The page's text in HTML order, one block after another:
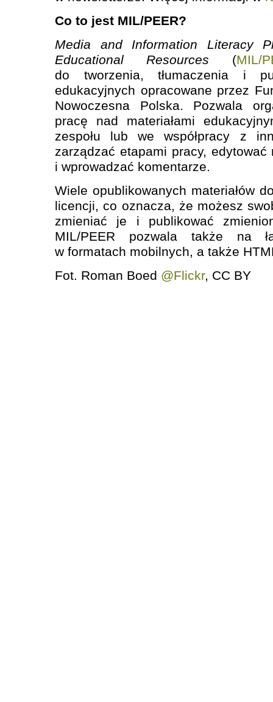
Co to jest MIL/PEER?
Media and Information Literacy
Educational Resources (MIL/
do tworzenia, tłumaczenia i
edukacyjnych opracowane przez
Nowoczesna Polska. Pozwala
pracę nad materiałami
zespołu lub we współpracy z
zarządzać etapami pracy, edytować
i wprowadzać komentarze.
Wiele opublikowanych materiałów
licencji, co oznacza, że możesz
zmieniać je i publikować
MIL/PEER pozwala także na
w formatach mobilnych, a także
Fot. Roman Boed @Flickr, CC BY